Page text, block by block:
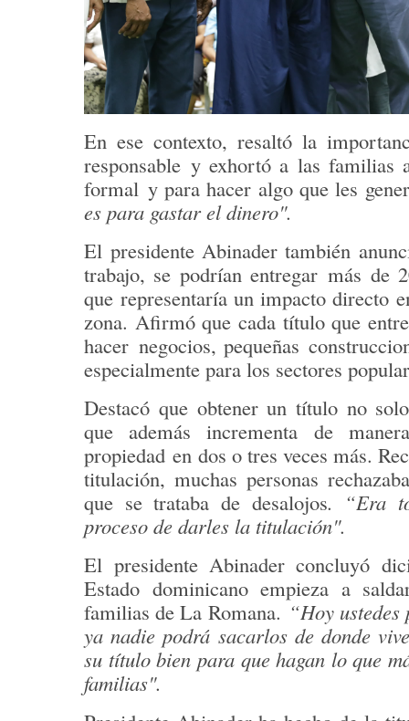
En ese contexto, resaltó la
responsable y exhortó a las
formal y para hacer algo que les
es para gastar el dinero".
El presidente Abinader también
trabajo, se podrían entregarmás de
que representaría un impacto directo
zona. Afirmó que cada título que
hacer negocios, pequeñas
especialmente para los sectores
Destacó que obtener un título no
que además incrementa de
propiedad en dos o tres veces más.
titulación, muchas personas
que se trataba de desalojos. “Era
proceso de darles la titulación".
El presidente Abinader concluyó
Estado dominicano empieza a
familias de La Romana. “Hoy
ya nadie podrá sacarlos de donde
su título bien para que hagan lo que
familias".